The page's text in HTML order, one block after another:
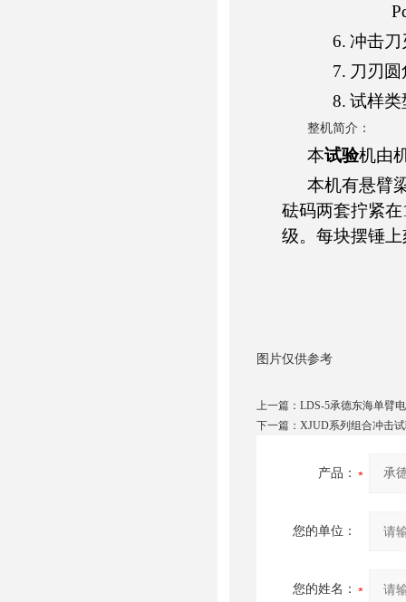
6. 冲击
7. 刀刃
8. 试样类
整机简介：
本试验机由
本机有悬臂
砝码两套拧紧在
级。每块摆锤
图片仅供参考
上一篇： LDS-5承德东海单臂
下一篇： XJUD系列组合冲击
产品：
您的单位：
您的姓名：